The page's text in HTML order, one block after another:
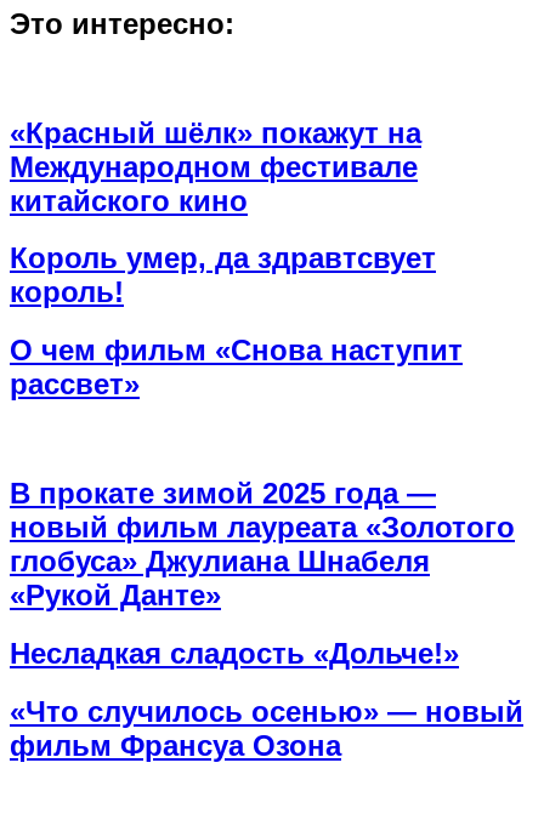
Это интересно:
«Красный шёлк» покажут на
Международном фестивале
китайского кино
Король умер, да здравтсвует
король!
О чем фильм «Снова наступит
рассвет»
В прокате зимой 2025 года —
новый фильм лауреата «Золотого
глобуса» Джулиана Шнабеля
«Рукой Данте»
Несладкая сладость «Дольче!»
«Что случилось осенью» — новый
фильм Франсуа Озона